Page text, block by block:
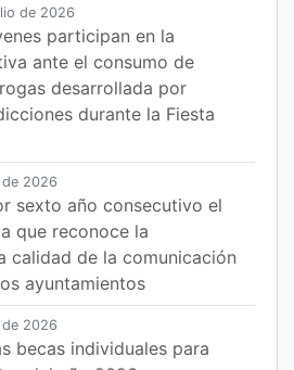
de 2026
participan en la
ante el consumo de
desarrollada por
durante la Fiesta
2026
sexto año consecutivo el
que reconoce la
calidad de la comunicación
ayuntamientos
2026
becas individuales para